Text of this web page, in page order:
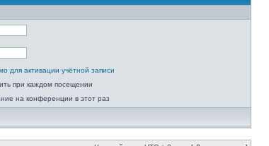
для активации учётной записи
при каждом посещении
на конференции в этот раз